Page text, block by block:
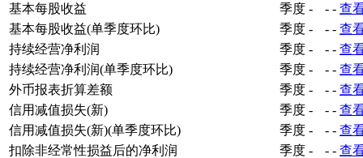
基本每股收益
季度 - - - 查
基本每股收益(单季度环比)
季度 - - - 查
持续经营净利润
季度 - - - 查
持续经营净利润(单季度环比)
季度 - - - 查
外币报表折算差额
季度 - - - 查
信用减值损失(新)
季度 - - - 查
信用减值损失(新)(单季度环比)
季度 - - - 查
扣除非经常性损益后的净利润
季度 - - - 查